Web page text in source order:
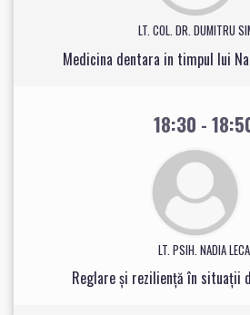
LT. COL. DR. DUMITRU
Medicina dentara in timpul lui
18:30 -
LT. PSIH. NADIA LECA
Reglare și reziliență în situații